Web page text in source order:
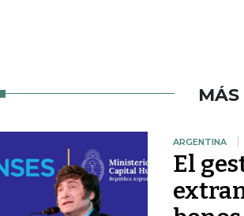
ARGENTINA
El